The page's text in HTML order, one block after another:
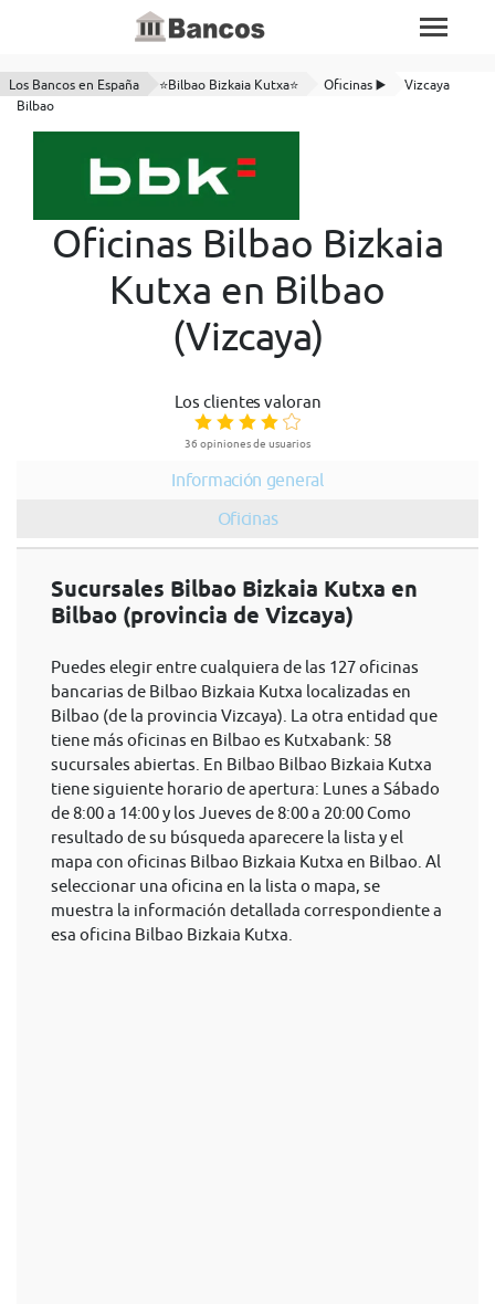
Los Bancos en España ⭐Bilbao Bizkaia Kutxa⭐ Oficinas ▶️
Vizcaya
Bilbao
Oficinas Bilbao Bizkaia
Kutxa en Bilbao
(Vizcaya)
Los clientes valoran
36 opiniones de usuarios
Información general
Oficinas
Sucursales Bilbao Bizkaia Kutxa en
Bilbao (provincia de Vizcaya)
Puedes elegir entre cualquiera de las 127 oficinas
bancarias de Bilbao Bizkaia Kutxa localizadas en
Bilbao (de la provincia Vizcaya). La otra entidad que
tiene más oficinas en Bilbao es Kutxabank: 58
sucursales abiertas. En Bilbao Bilbao Bizkaia Kutxa
tiene siguiente horario de apertura: Lunes a Sábado
de 8:00 a 14:00 y los Jueves de 8:00 a 20:00 Como
resultado de su búsqueda aparecere la lista y el
mapa con oficinas Bilbao Bizkaia Kutxa en Bilbao. Al
seleccionar una oficina en la lista o mapa, se
muestra la información detallada correspondiente a
esa oficina Bilbao Bizkaia Kutxa.